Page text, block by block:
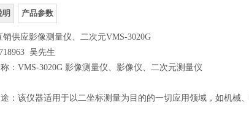
明 产品参数
销供应影像测量仪、二次元VMS-3020G
吴先生
：VMS-3020G 影像测量仪、影像仪、二次元测量仪
：该仪器适用于以二坐标测量为目的的一切应用领域，如机械